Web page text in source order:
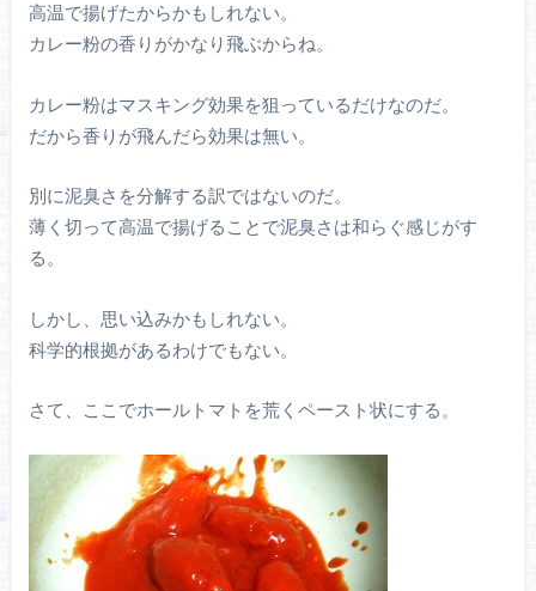
高温で揚げたからかもしれない。
カレー粉の香りがかなり飛ぶからね。
カレー粉はマスキング効果を狙っているだけなのだ。
だから香りが飛んだら効果は無い。
別に泥臭さを分解する訳ではないのだ。
薄く切って高温で揚げることで泥臭さは和らぐ感じがす
る。
しかし、思い込みかもしれない。
科学的根拠があるわけでもない。
さて、ここでホールトマトを荒くペースト状にする。